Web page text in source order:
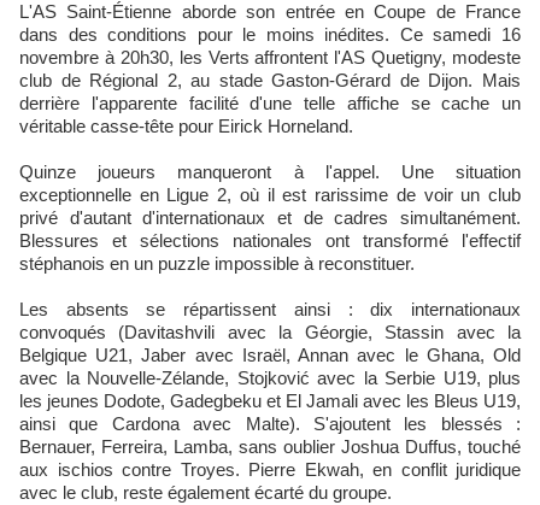
L'AS Saint-Étienne aborde son entrée en Coupe de France
dans des conditions pour le moins inédites. Ce samedi 16
novembre à 20h30, les Verts affrontent l'AS Quetigny, modeste
club de Régional 2, au stade Gaston-Gérard de Dijon. Mais
derrière l'apparente facilité d'une telle affiche se cache un
véritable casse-tête pour Eirick Horneland.​
Quinze joueurs manqueront à l'appel. Une situation
exceptionnelle en Ligue 2, où il est rarissime de voir un club
privé d'autant d'internationaux et de cadres simultanément.
Blessures et sélections nationales ont transformé l'effectif
stéphanois en un puzzle impossible à reconstituer.​
Les absents se répartissent ainsi : dix internationaux
convoqués (Davitashvili avec la Géorgie, Stassin avec la
Belgique U21, Jaber avec Israël, Annan avec le Ghana, Old
avec la Nouvelle-Zélande, Stojković avec la Serbie U19, plus
les jeunes Dodote, Gadegbeku et El Jamali avec les Bleus U19,
ainsi que Cardona avec Malte). S'ajoutent les blessés :
Bernauer, Ferreira, Lamba, sans oublier Joshua Duffus, touché
aux ischios contre Troyes. Pierre Ekwah, en conflit juridique
avec le club, reste également écarté du groupe.​